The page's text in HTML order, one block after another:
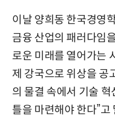
이날 양희동 한국경영
금융 산업의 패러다임
로운 미래를 열어가는
제 강국으로 위상을 공
의 물결 속에서 기술 혁
틀을 마련해야 한다”고